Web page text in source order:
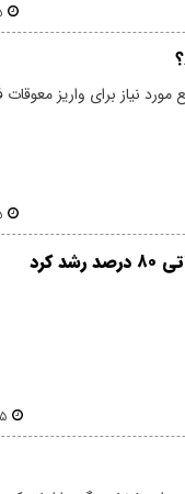
مورد نیاز برای واریز